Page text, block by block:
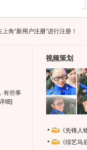
上角“新用户注册”进行注册！
有些事
细]
视频策划
《先锋
《综艺